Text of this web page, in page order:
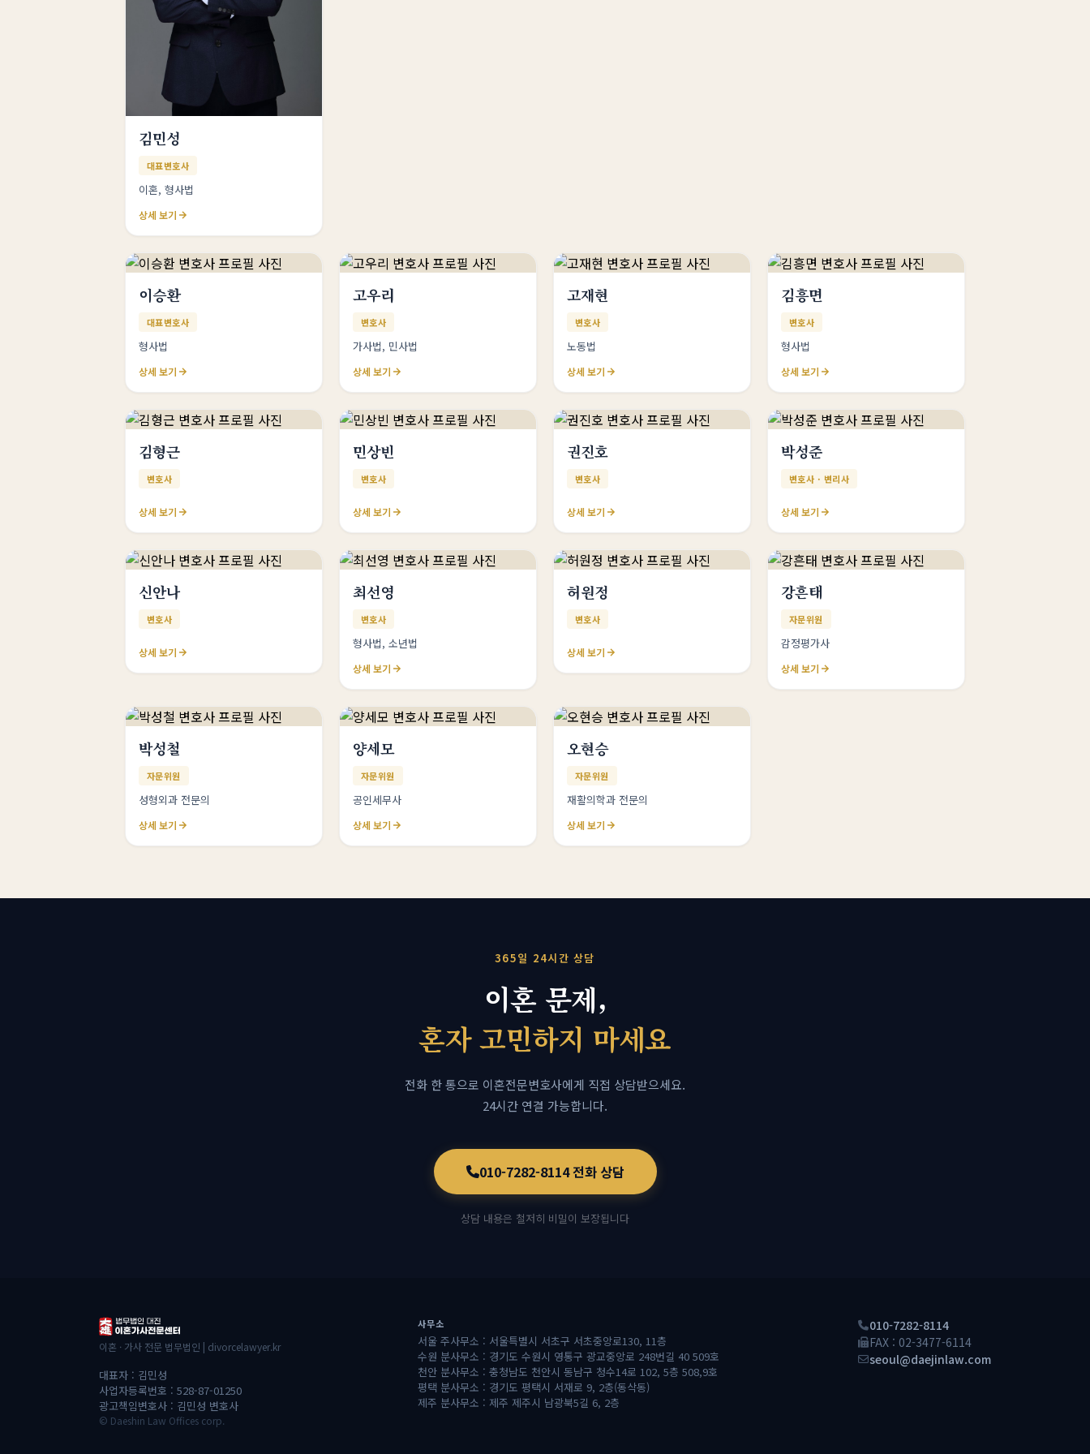
김민성
대표변호사
이혼, 형사법
상세 보기
이승환
대표변호사
형사법
상세 보기
고우리
변호사
가사법, 민사법
상세 보기
고재현
변호사
노동법
상세 보기
김흥면
변호사
형사법
상세 보기
김형근
변호사
상세 보기
민상빈
변호사
상세 보기
권진호
변호사
상세 보기
박성준
변호사 · 변리사
상세 보기
신안나
변호사
상세 보기
최선영
변호사
형사법, 소년법
상세 보기
허원정
변호사
상세 보기
강흔태
자문위원
감정평가사
상세 보기
박성철
자문위원
성형외과 전문의
상세 보기
양세모
자문위원
공인세무사
상세 보기
오현승
자문위원
재활의학과 전문의
상세 보기
365일 24시간 상담
이혼 문제,
혼자 고민하지 마세요
전화 한 통으로 이혼전문변호사에게 직접 상담받으세요.
24시간 연결 가능합니다.
010-7282-8114 전화 상담
상담 내용은 철저히 비밀이 보장됩니다
이혼 · 가사 전문 법무법인 | divorcelawyer.kr
대표자 : 김민성
사업자등록번호 : 528-87-01250
광고책임변호사 : 김민성 변호사
© Daeshin Law Offices corp.
사무소
서울 주사무소 : 서울특별시 서초구 서초중앙로130, 11층
수원 분사무소 : 경기도 수원시 영통구 광교중앙로 248번길 40 509호
천안 분사무소 : 충청남도 천안시 동남구 청수14로 102, 5층 508,9호
평택 분사무소 : 경기도 평택시 서재로 9, 2층(동삭동)
제주 분사무소 : 제주 제주시 남광북5길 6, 2층
010-7282-8114
FAX : 02-3477-6114
seoul@daejinlaw.com